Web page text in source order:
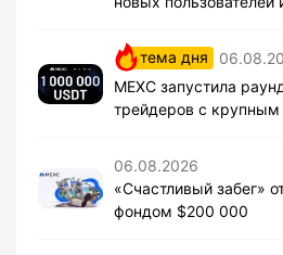
тема дня
MEXC запустила
трейдеров с
06.08.2026
«Счастливый забег»
фондом $200 000